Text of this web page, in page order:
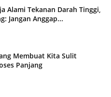
Alami Tekanan Darah Tinggi,
Jangan Anggap...
Membuat Kita Sulit
Panjang